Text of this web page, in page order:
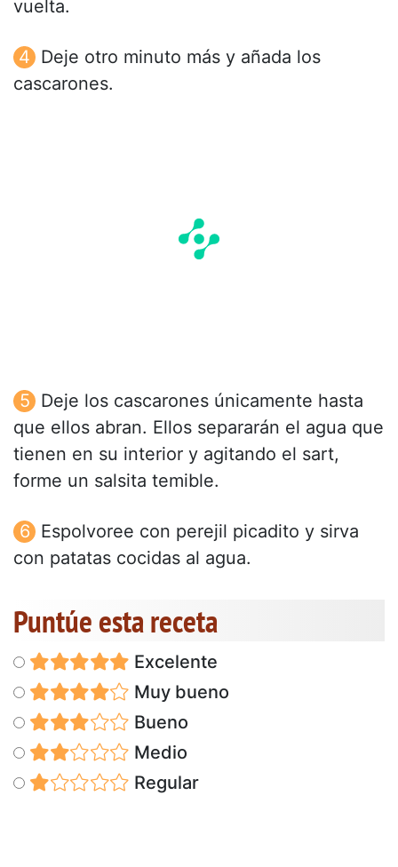
vuelta.
Deje otro minuto más y añada los
cascarones.
Deje los cascarones únicamente hasta
que ellos abran. Ellos separarán el agua que
tienen en su interior y agitando el sart,
forme un salsita temible.
Espolvoree con perejil picadito y sirva
con patatas cocidas al agua.
Puntúe esta receta
Excelente
Muy bueno
Bueno
Medio
Regular